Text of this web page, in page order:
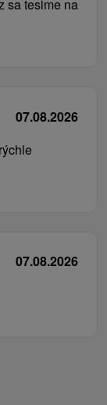
sa tesime na
07.08.2026
07.08.2026